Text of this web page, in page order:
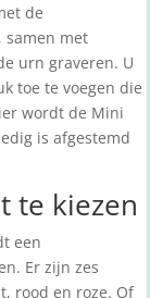
de
samen met
urn graveren. U
toe te voegen die
wordt de Mini
is afgestemd
te kiezen
een
Er zijn zes
rood en roze. Of